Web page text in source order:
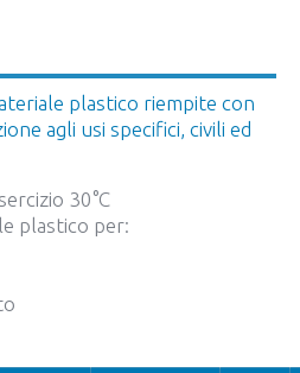
plastico riempite con
agli usi specifici, civili ed
30°C
plastico per: